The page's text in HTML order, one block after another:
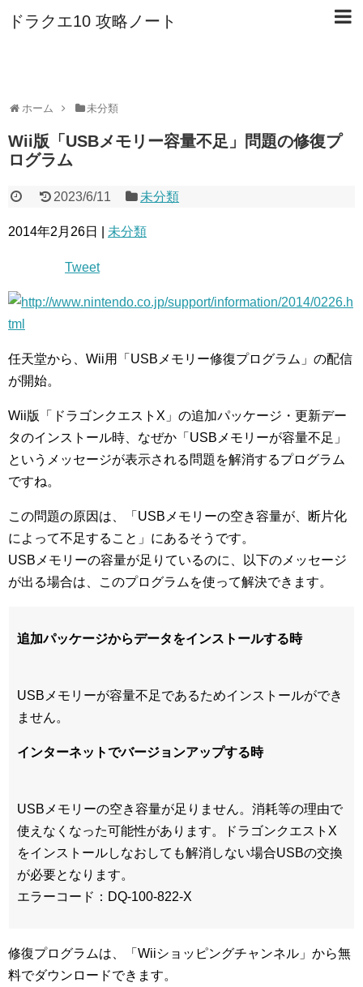
ドラクエ10 攻略ノート
ホーム 未分類
Wii版「USBメモリー容量不足」問題の修復プ
ログラム
2023/6/11 未分類
2014年2月26日 | 未分類
Tweet
任天堂から、Wii用「USBメモリー修復プログラム」の配信
が開始。
Wii版「ドラゴンクエストX」の追加パッケージ・更新デー
タのインストール時、なぜか「USBメモリーが容量不足」
というメッセージが表示される問題を解消するプログラム
ですね。
この問題の原因は、「USBメモリーの空き容量が、断片化
によって不足すること」にあるそうです。
USBメモリーの容量が足りているのに、以下のメッセージ
が出る場合は、このプログラムを使って解決できます。
追加パッケージからデータをインストールする時
USBメモリーが容量不足であるためインストールができ
ません。
インターネットでバージョンアップする時
USBメモリーの空き容量が足りません。消耗等の理由で
使えなくなった可能性があります。ドラゴンクエストX
をインストールしなおしても解消しない場合USBの交換
が必要となります。
エラーコード：DQ-100-822-X
修復プログラムは、「Wiiショッピングチャンネル」から無
料でダウンロードできます。